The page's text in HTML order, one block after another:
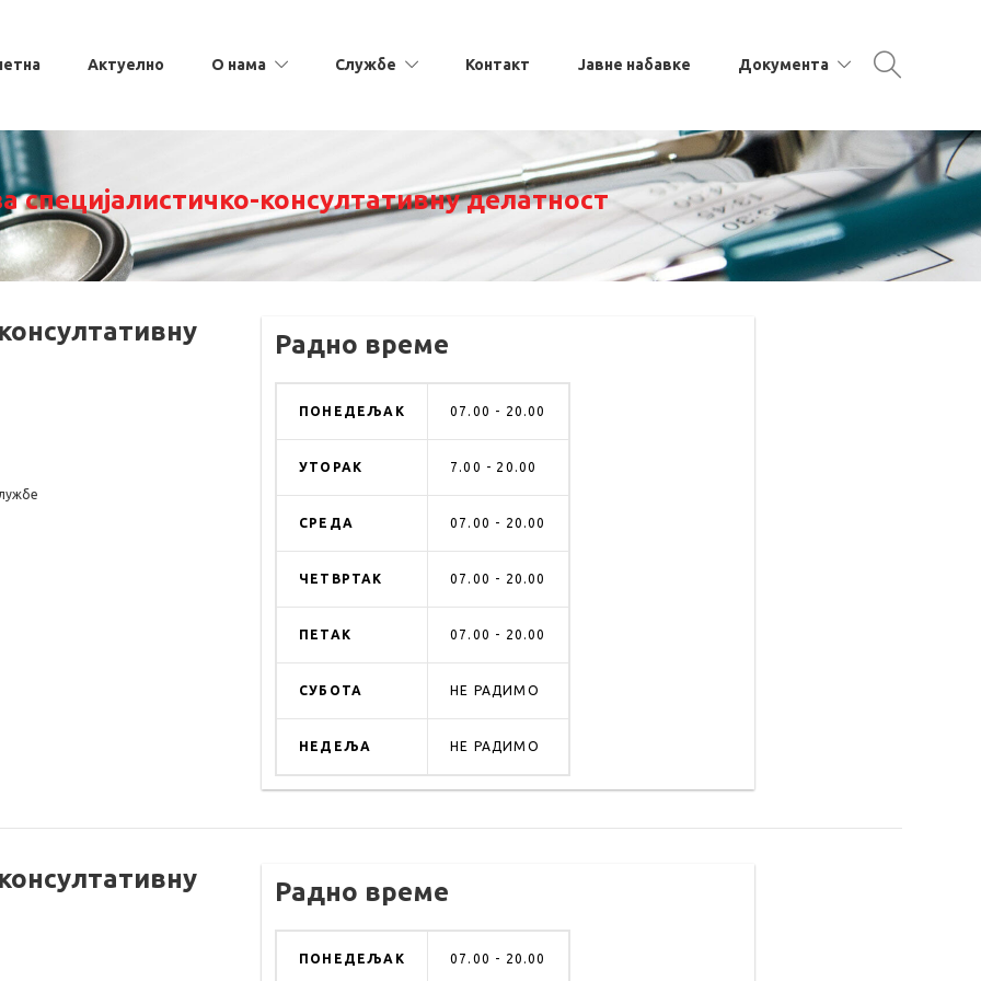
Актуелно О нама Службе Контакт Јавне набавке Документа
специјалистичко-консултативну делатност
Радно време
ПОНЕДЕЉАК 07.00 - 20.00
УТОРАК 7.00 - 20.00
СРЕДА 07.00 - 20.00
ЧЕТВРТАК 07.00 - 20.00
ПЕТАК 07.00 - 20.00
СУБОТА НЕ РАДИМО
НЕДЕЉА НЕ РАДИМО
Радно време
ПОНЕДЕЉАК 07.00 - 20.00